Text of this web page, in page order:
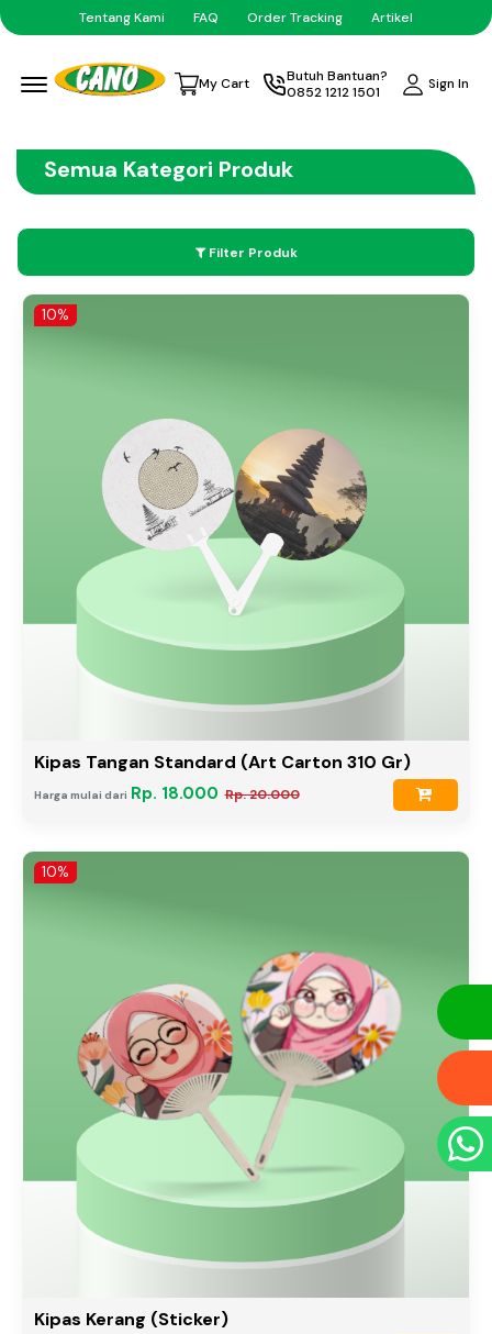
Tentang Kami FAQ Order Tracking Artikel
Menu Open
My Cart
Butuh Bantuan?
0852 1212 1501
Sign In
Semua Kategori Produk
Filter Produk
10%
Kipas Tangan Standard (Art Carton 310 Gr)
Harga mulai dari Rp. 18.000 Rp. 20.000
10%
Kipas Kerang (Sticker)